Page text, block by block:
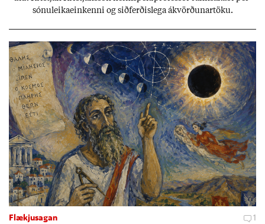
sónu­leika­ein­kenni og sið­ferð­is­lega ákvörð­un­ar­töku.
Flækjusagan 1